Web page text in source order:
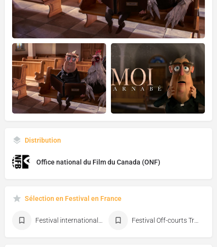
Distribution
Office national du Film du Canada (ONF)
Sélection en Festival en France
Festival international du film d'animation d'Annecy Festival Off-courts Trouville